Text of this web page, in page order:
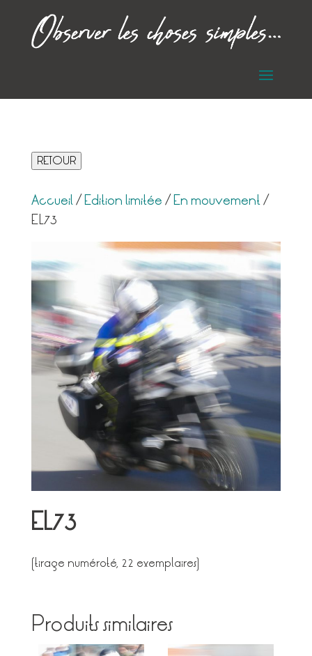
RETOUR
Accueil/Edition limitée/En mouvement/
EL73
EL73
(tirage numéroté, 22 exemplaires)
Produits similaires